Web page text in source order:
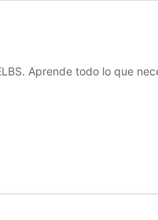
Aprende todo lo que